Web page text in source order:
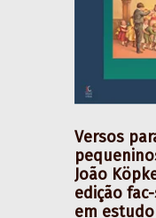
Versos
João
edição
em estudo